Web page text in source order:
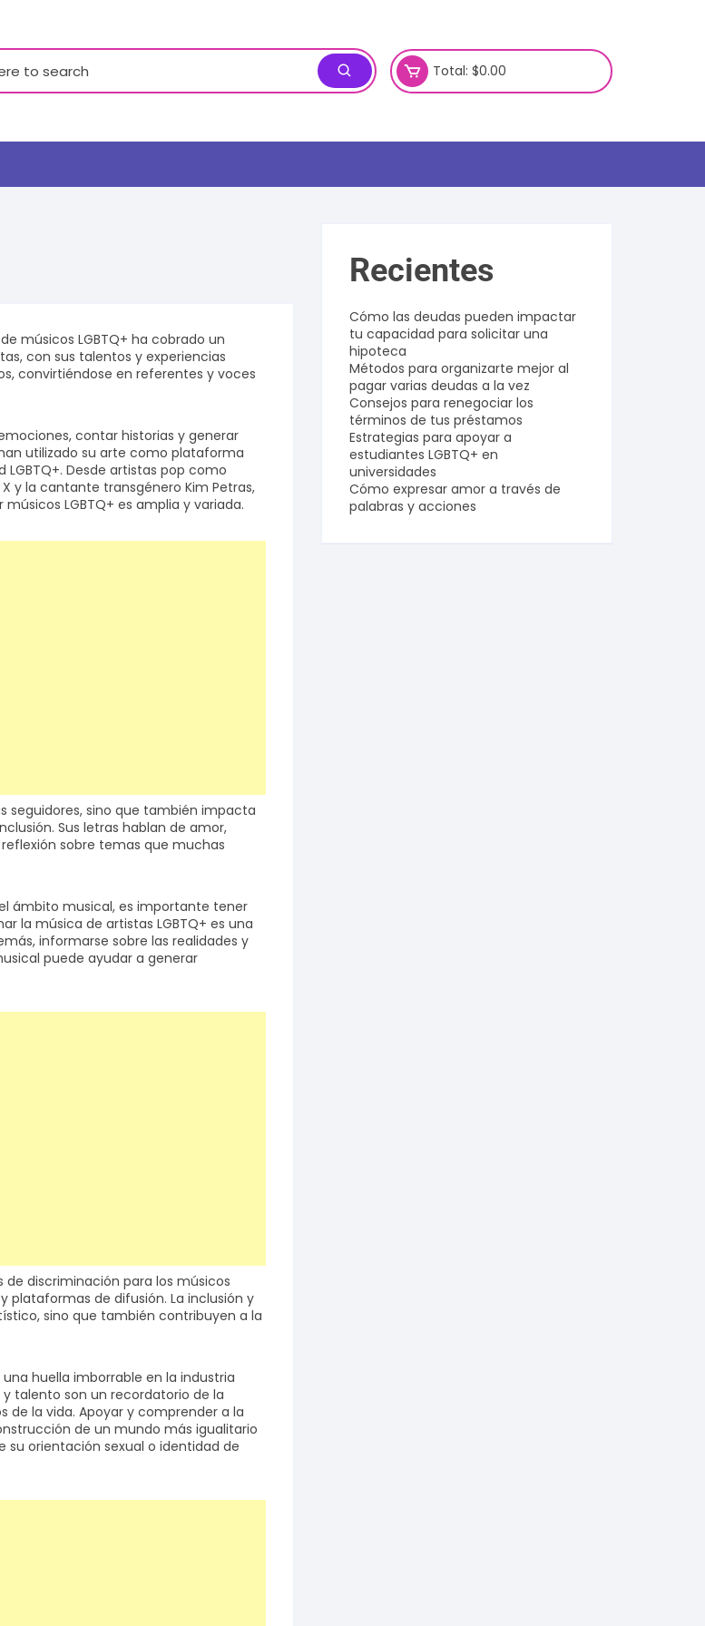
Total: $0.00
músicos LGBTQ+ ha cobrado un
con sus talentos y experiencias
convirtiéndose en referentes y voces
contar historias y generar
han utilizado su arte como plataforma
Desde artistas pop como
y la cantante transgénero Kim Petras,
LGBTQ+ es amplia y variada.
seguidores, sino que también impacta
Sus letras hablan de amor,
sobre temas que muchas
ámbito musical, es importante tener
la música de artistas LGBTQ+ es una
informarse sobre las realidades y
puede ayudar a generar
discriminación para los músicos
plataformas de difusión. La inclusión y
sino que también contribuyen a la
una huella imborrable en la industria
talento son un recordatorio de la
de la vida. Apoyar y comprender a la
de un mundo más igualitario
su orientación sexual o identidad de
Recientes
Cómo las deudas pueden impactar
tu capacidad para solicitar una
hipoteca
Métodos para organizarte mejor al
pagar varias deudas a la vez
Consejos para renegociar los
términos de tus préstamos
Estrategias para apoyar a
estudiantes LGBTQ+ en
universidades
Cómo expresar amor a través de
palabras y acciones